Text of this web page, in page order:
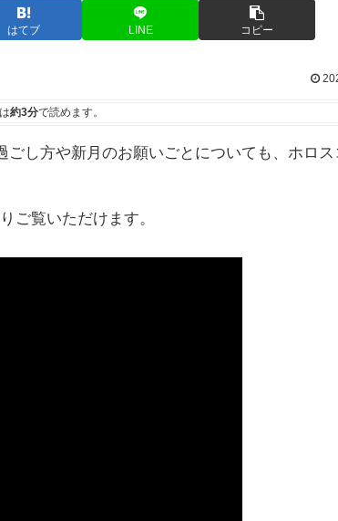
はてブ LINE コピー
約3分で読めます。
し方や新月のお願いごとについても、ホロ
ご覧いただけます。